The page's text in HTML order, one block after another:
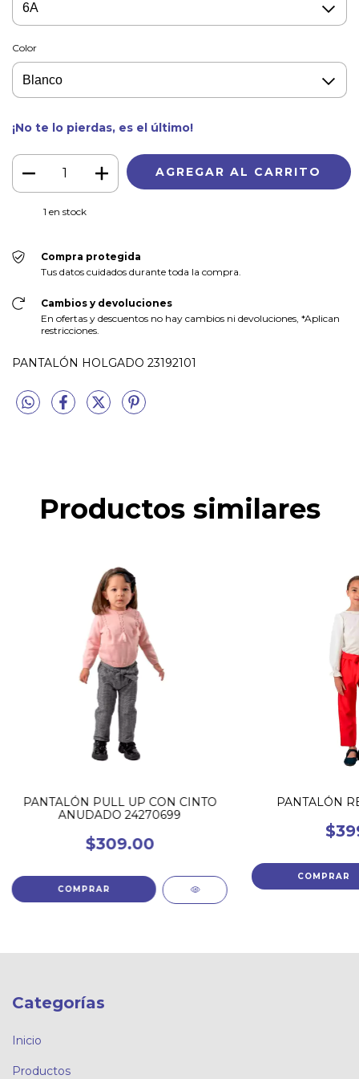
Color
¡No te lo pierdas, es el último!
1 en stock
Compra protegida
Tus datos cuidados durante toda la compra.
Cambios y devoluciones
En ofertas y descuentos no hay cambios ni devoluciones, *Aplican
restricciones.
PANTALÓN HOLGADO 23192101
Productos similares
PANTALÓN PULL UP CON CINTO
ANUDADO 24270699
$309.00
COMPRAR
PANTALÓN
COMPRAR
Categorías
Inicio
Productos